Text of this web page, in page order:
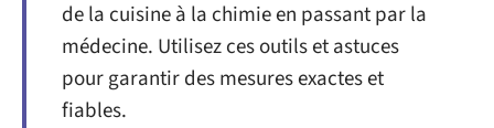
de la cuisine à la chimie en passant par la
médecine. Utilisez ces outils et astuces
pour garantir des mesures exactes et
fiables.